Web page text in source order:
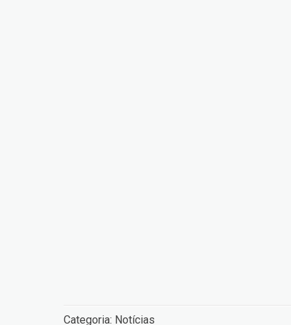
Categoria: Notícias